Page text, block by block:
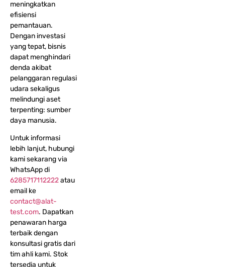
meningkatkan
efisiensi
pemantauan.
Dengan investasi
yang tepat, bisnis
dapat menghindari
denda akibat
pelanggaran regulasi
udara sekaligus
melindungi aset
terpenting: sumber
daya manusia.
Untuk informasi
lebih lanjut, hubungi
kami sekarang via
WhatsApp di
6285717112222atau
email ke
contact@alat-
test.com. Dapatkan
penawaran harga
terbaik dengan
konsultasi gratis dari
tim ahli kami. Stok
tersedia untuk